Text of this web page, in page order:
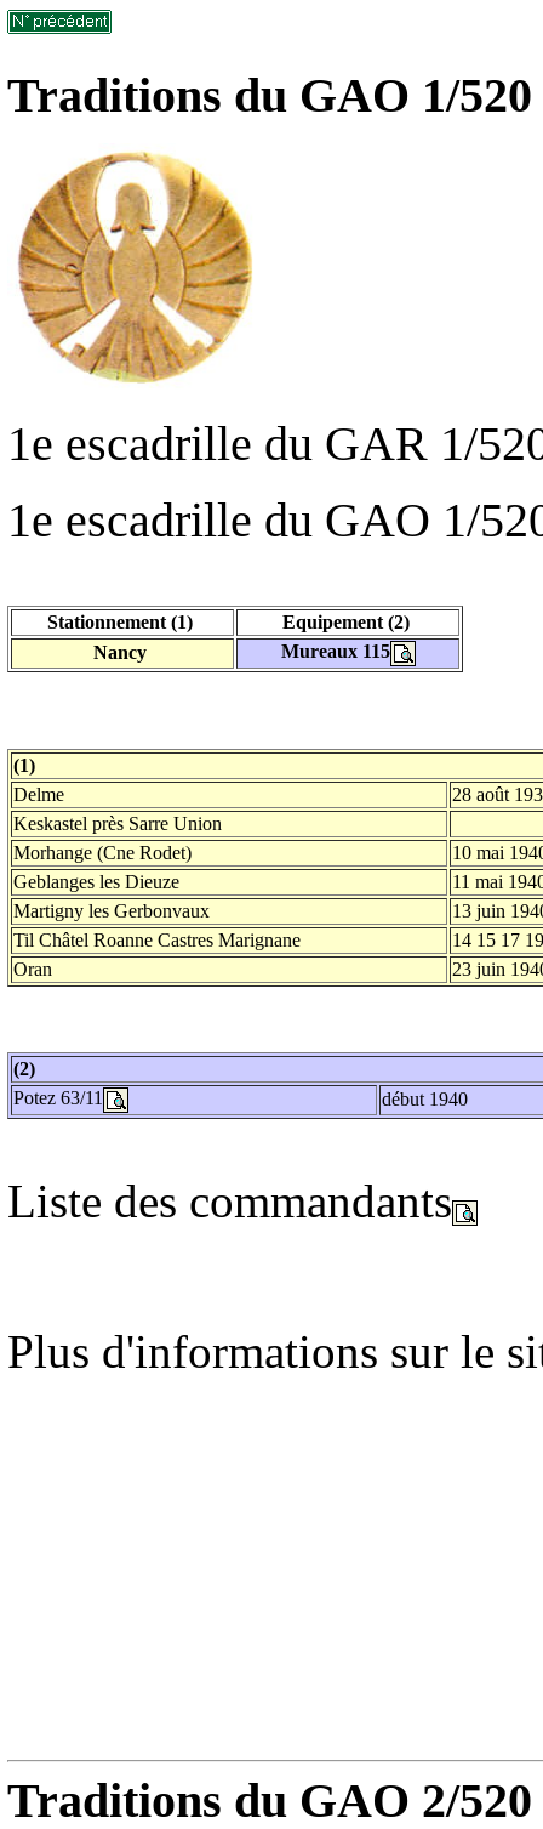
Traditions du GAO 1/
1e escadrille du GAR 1/
1e escadrille du GAO 1/
Stationnement (1)
Equipement (2)
Nancy
Mureaux 115
(1)
Delme
28 août
Keskastel près Sarre Union
Morhange (Cne Rodet)
10 mai
Geblanges les Dieuze
11 mai
Martigny les Gerbonvaux
13 juin
Til Châtel Roanne Castres Marignane
14 15 17
Oran
23 juin
(2)
Potez 63/11
début 1940
Liste des commandants
Plus d'informations sur le
Traditions du GAO 2/